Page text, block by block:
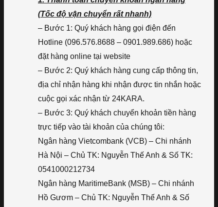
(Tốc độ vận chuyển rất nhanh)
– Bước 1: Quý khách hàng gọi điện đến
Hotline (096.576.8688 – 0901.989.686) hoặc
đặt hàng online tại website
– Bước 2: Quý khách hàng cung cấp thông tin,
địa chỉ nhận hàng khi nhận được tin nhắn hoặc
cuộc gọi xác nhận từ 24KARA.
– Bước 3: Quý khách chuyển khoản tiền hàng
trực tiếp vào tài khoản của chúng tôi:
Ngân hàng Vietcombank (VCB) – Chi nhánh
Hà Nội – Chủ TK: Nguyễn Thế Anh & Số TK:
0541000212734
Ngân hàng MaritimeBank (MSB) – Chi nhánh
Hồ Gươm – Chủ TK: Nguyễn Thế Anh & Số